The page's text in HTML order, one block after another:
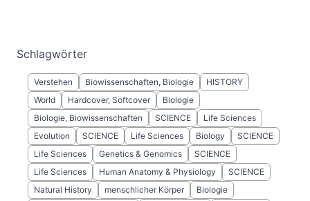
Schlagwörter
Verstehen Biowissenschaften, Biologie
HISTORY
World
Hardcover, Softcover
Biologie
Biologie, Biowissenschaften
SCIENCE
Life Sciences
Evolution
SCIENCE Life Sciences Biology
SCIENCE
Life Sciences
Genetics & Genomics
SCIENCE
Life Sciences
Human Anatomy & Physiology
SCIENCE
Natural History
menschlicher Körper
Biologie